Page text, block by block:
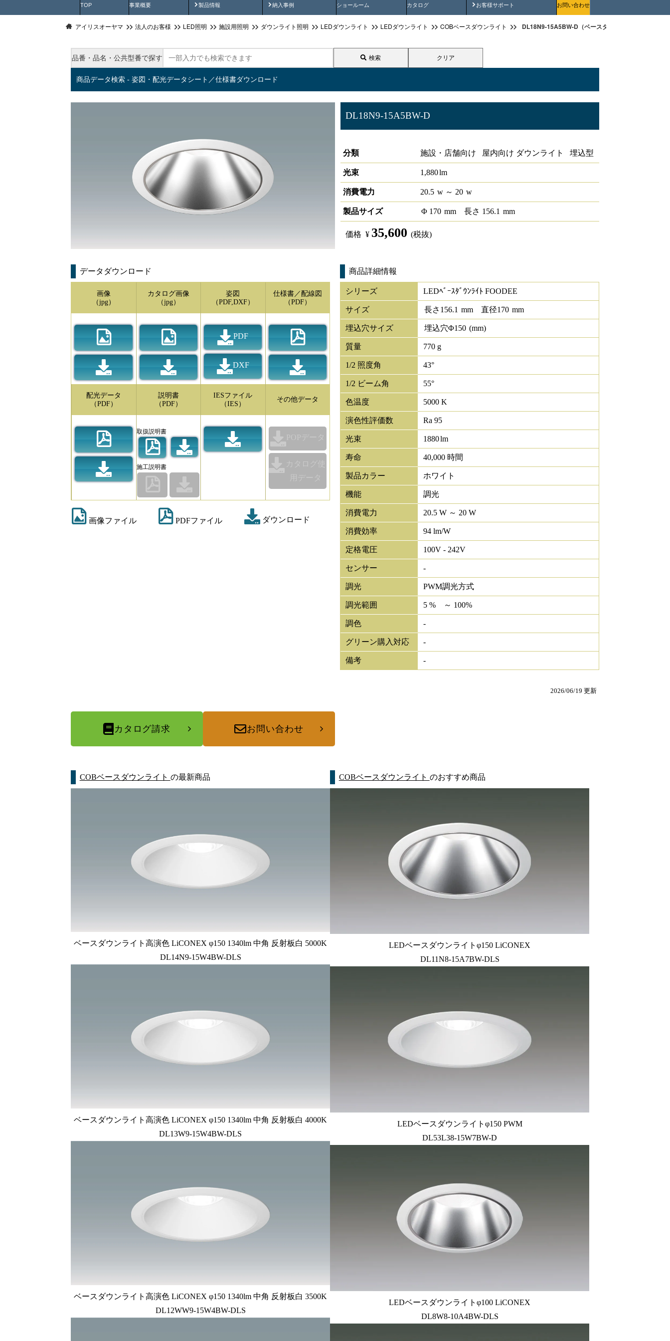
TOP 事業概要 製品情報
製品動画 納入事例
納入事例動画 ショールーム カタログ お客様サポート
安全にご使用いただくためにお問い合わせ
アイリスオーヤマ 法人のお客様 LED照明 施設用照明 ダウンライト照明 LEDダウンライト LEDダウンライト COBベースダウンライト DL18N9-15A5BW-D（ベースダウンライト高演色
品番・品名・公共型番で探す 検索 クリア
商品データ検索 - 姿図・配光データシート／仕様書ダウンロード
DL18N9-15A5BW-D
分類
施設・店舗向け 屋内向け ダウンライト 埋込型
光束 1,880lm
消費電力 20.5 w ～ 20 w
製品サイズ Φ 170 mm 長さ 156.1 mm
価格 ¥ 35,600 (税抜)
データダウンロード
画像
（jpg）
カタログ画像
（jpg）
姿図
（PDF,DXF）
PDF
DXF
仕様書／配線図
（PDF）
配光データ
（PDF）
説明書
（PDF）
取扱説明書
施工説明書
IESファイル
（IES）
その他データ
POPデータ
カタログ使
用データ
画像ファイル PDFファイル ダウンロード
商品詳細情報
シリーズ LEDﾍﾞｰｽﾀﾞｳﾝﾗｲﾄ FOODEE
サイズ 長さ 156.1 mm 直径170 mm
埋込穴サイズ 埋込穴Φ150 (mm)
質量 770 g
1/2 照度角 43°
1/2 ビーム角 55°
色温度 5000 K
演色性評価数 Ra 95
光束 1880lm
寿命 40,000 時間
製品カラー ホワイト
機能 調光
消費電力 20.5 W ～ 20 W
消費効率 94 lm/W
定格電圧 100V - 242V
センサー -
調光 PWM調光方式
調光範囲 5 % ～ 100%
調色 -
グリーン購入対応 -
備考 -
2026/06/19 更新
カタログ請求 お問い合わせ
COBベースダウンライト の最新商品
ベースダウンライト高演色 LiCONEX φ150 1340lm 中角 反射板白 5000K
DL14N9-15W4BW-DLS
ベースダウンライト高演色 LiCONEX φ150 1340lm 中角 反射板白 4000K
DL13W9-15W4BW-DLS
ベースダウンライト高演色 LiCONEX φ150 1340lm 中角 反射板白 3500K
DL12WW9-15W4BW-DLS
COBベースダウンライト のおすすめ商品
LEDベースダウンライトφ150 LiCONEX
DL11N8-15A7BW-DLS
LEDベースダウンライトφ150 PWM
DL53L38-15W7BW-D
LEDベースダウンライトφ100 LiCONEX
DL8W8-10A4BW-DLS